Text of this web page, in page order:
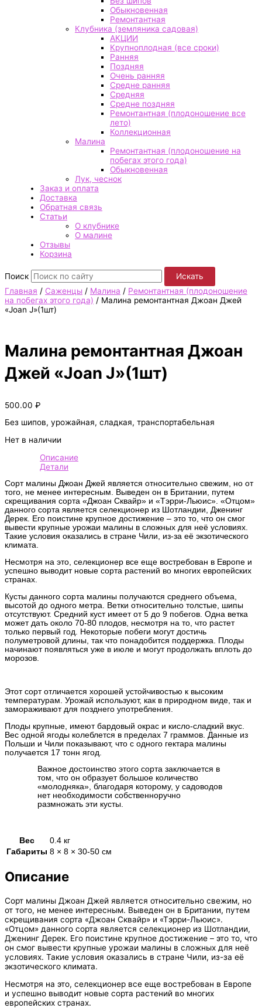
Обыкновенная
Ремонтантная
Клубника (земляника садовая)
АКЦИИ
Крупноплодная (все сроки)
Ранняя
Поздняя
Очень ранняя
Средне ранняя
Средняя
Средне поздняя
Ремонтантная (плодоношение все
лето)
Коллекционная
Малина
Ремонтантная (плодоношение на
побегах этого года)
Обыкновенная
Лук, чеснок
Заказ и оплата
Доставка
Обратная связь
Статьи
О клубнике
О малине
Отзывы
Корзина
Поиск
Искать
Главная / Саженцы / Малина / Ремонтантная (плодоношение
на побегах этого года) / Малина ремонтантная Джоан Джей
«Joan J»(1шт)
Малина ремонтантная Джоан
Джей «Joan J»(1шт)
500.00 ₽
Без шипов, урожайная, сладкая, транспортабельная
Нет в наличии
Описание
Детали
Сорт малины Джоан Джей является относительно свежим, но от
того, не менее интересным. Выведен он в Британии, путем
скрещивания сорта «Джоан Сквайр» и «Тэрри-Льюис». «Отцом»
данного сорта является селекционер из Шотландии, Дженинг
Дерек. Его поистине крупное достижение – это то, что он смог
вывести крупные урожаи малины в сложных для неё условиях.
Такие условия оказались в стране Чили, из-за её экзотического
климата.
Несмотря на это, селекционер все еще востребован в Европе и
успешно выводит новые сорта растений во многих европейских
странах.
Кусты данного сорта малины получаются среднего объема,
высотой до одного метра. Ветки относительно толстые, шипы
отсутствуют. Средний куст имеет от 5 до 9 побегов. Одна ветка
может дать около 70-80 плодов, несмотря на то, что растет
только первый год. Некоторые побеги могут достичь
полуметровой длины, так что понадобится поддержка. Плоды
начинают появляться уже в июле и могут продолжать вплоть до
морозов.
Этот сорт отличается хорошей устойчивостью к высоким
температурам. Урожай используют, как в природном виде, так и
замораживают для позднего употребления.
Плоды крупные, имеют бардовый окрас и кисло-сладкий вкус.
Вес одной ягоды колеблется в пределах 7 граммов. Данные из
Польши и Чили показывают, что с одного гектара малины
получается 17 тонн ягод.
Важное достоинство этого сорта заключается в
том, что он образует большое количество
«молодняка», благодаря которому, у садоводов
нет необходимости собственноручно
размножать эти кусты.
Вес
0.4 кг
Габариты 8 × 8 × 30-50 см
Описание
Сорт малины Джоан Джей является относительно свежим, но
от того, не менее интересным. Выведен он в Британии, путем
скрещивания сорта «Джоан Сквайр» и «Тэрри-Льюис».
«Отцом» данного сорта является селекционер из Шотландии,
Дженинг Дерек. Его поистине крупное достижение – это то, что
он смог вывести крупные урожаи малины в сложных для неё
условиях. Такие условия оказались в стране Чили, из-за её
экзотического климата.
Несмотря на это, селекционер все еще востребован в Европе
и успешно выводит новые сорта растений во многих
европейских странах.